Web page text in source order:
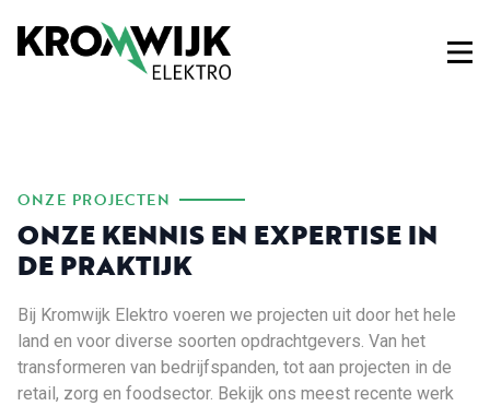
ONZE PROJECTEN
ONZE KENNIS EN EXPERTISE IN
DE PRAKTIJK
Bij Kromwijk Elektro voeren we projecten uit door het hele
land en voor diverse soorten opdrachtgevers. Van het
transformeren van bedrijfspanden, tot aan projecten in de
retail, zorg en foodsector. Bekijk ons meest recente werk